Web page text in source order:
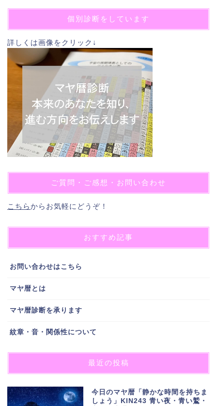
個別診断をしています
詳しくは画像をクリック↓
ご質問・ご感想・お問い合わせ
こちらからお気軽にどうぞ！
おすすめ記事
お問い合わせはこちら
マヤ暦とは
マヤ暦診断を承ります
紋章・音・関係性について
最近の投稿
今日のマヤ暦「静かな時間を持ちま
しょう」KIN243 青い夜・青い鷲・